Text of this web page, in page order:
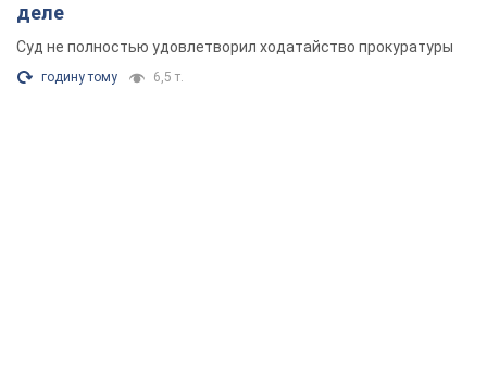
деле
Суд не полностью удовлетворил ходатайство прокуратуры
годину тому 6,5 т.